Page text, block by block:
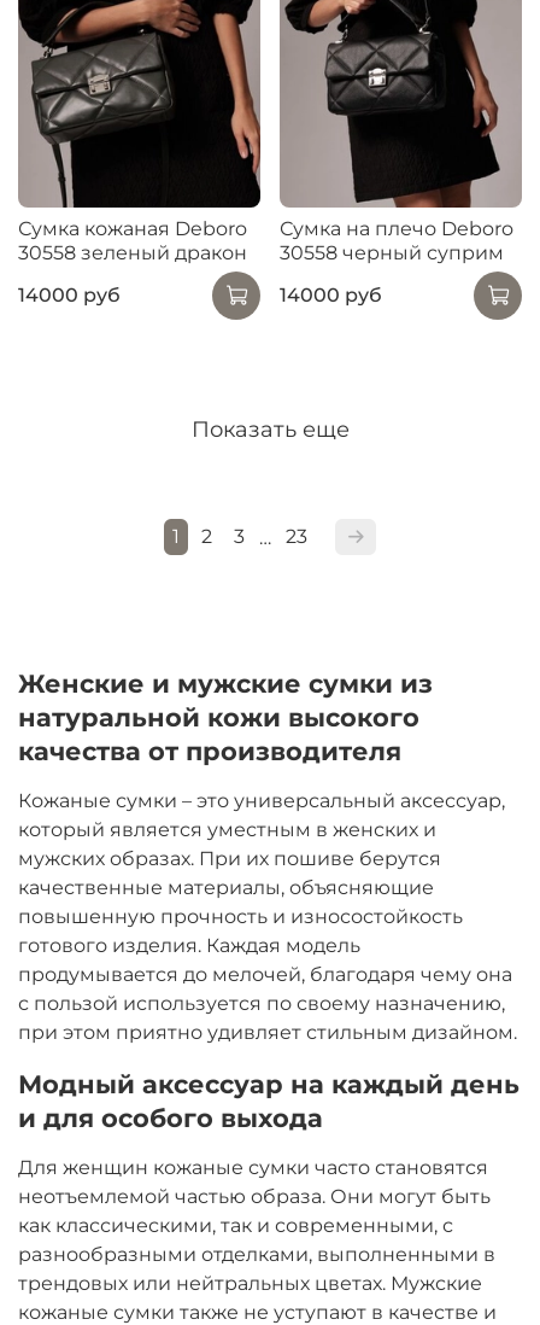
Сумка кожаная Deboro
30558 зеленый дракон
14000 руб
Сумка на плечо Deboro
30558 черный суприм
14000 руб
Показать еще
1 2 3 … 23
Женские и мужские сумки из
натуральной кожи высокого
качества от производителя
Кожаные сумки – это универсальный аксессуар,
который является уместным в женских и
мужских образах. При их пошиве берутся
качественные материалы, объясняющие
повышенную прочность и износостойкость
готового изделия. Каждая модель
продумывается до мелочей, благодаря чему она
с пользой используется по своему назначению,
при этом приятно удивляет стильным дизайном.
Модный аксессуар на каждый день
и для особого выхода
Для женщин кожаные сумки часто становятся
неотъемлемой частью образа. Они могут быть
как классическими, так и современными, с
разнообразными отделками, выполненными в
трендовых или нейтральных цветах. Мужские
кожаные сумки также не уступают в качестве и